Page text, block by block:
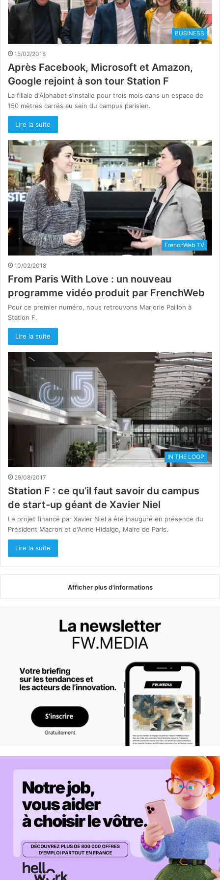
BUSINESS
15/02/2018
Après Facebook, Microsoft et Amazon,
Google rejoint à son tour Station F
La filiale d'Alphabet s’installe pour trois mois dans un espace de
150 mètres carrés au sein du campus parisien.
Lire la suite
FrenchWeb TV
10/02/2018
From Paris With Love : un nouveau
programme vidéo produit par FrenchWeb
Pour ce premier numéro, nous retrouvons Marjorie Paillon à
Station F.
Lire la suite
IN THE LOOP
29/08/2017
Station F : ce qu’il faut savoir du campus
de start-up géant de Xavier Niel
Le projet financé par Xavier Niel a été inauguré en présence du
Président Macron et d'Anne Hidalgo, Maire de Paris.
Lire la suite
Afficher plus d'informations